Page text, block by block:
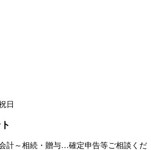
日
計～相続・贈与…確定申告等ご相談くだ